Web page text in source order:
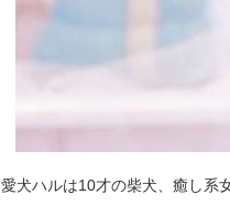
愛犬ハルは10才の柴犬、癒し系